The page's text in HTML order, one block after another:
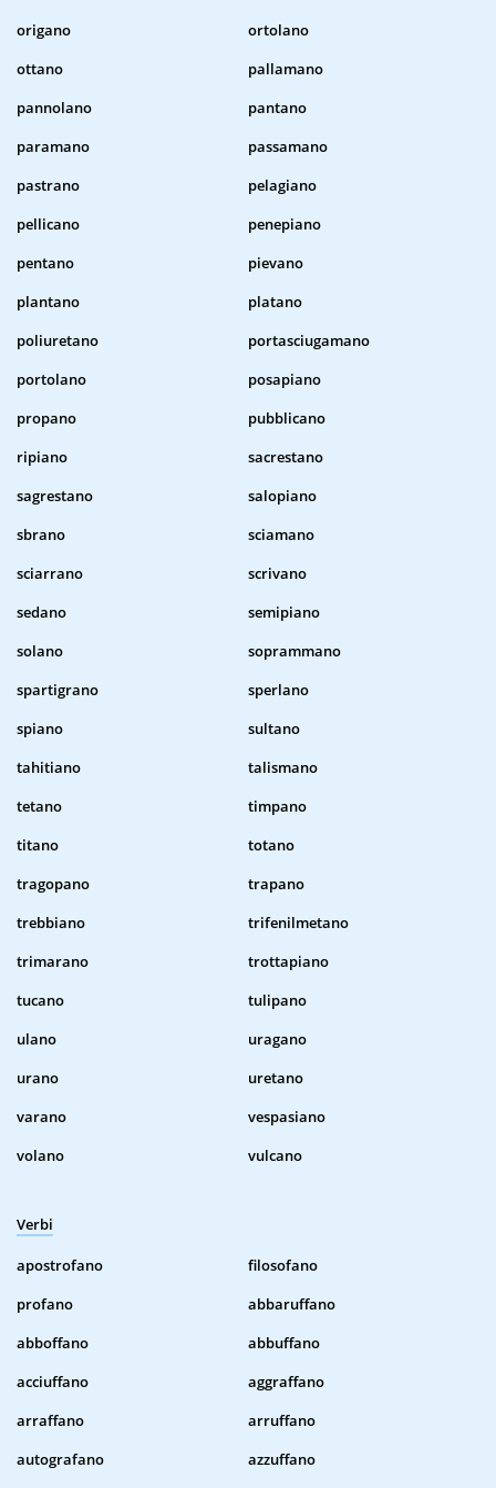
origano
ortolano
ottano
pallamano
pannolano
pantano
paramano
passamano
pastrano
pelagiano
pellicano
penepiano
pentano
pievano
plantano
platano
poliuretano
portasciugamano
portolano
posapiano
propano
pubblicano
ripiano
sacrestano
sagrestano
salopiano
sbrano
sciamano
sciarrano
scrivano
sedano
semipiano
solano
soprammano
spartigrano
sperlano
spiano
sultano
tahitiano
talismano
tetano
timpano
titano
totano
tragopano
trapano
trebbiano
trifenilmetano
trimarano
trottapiano
tucano
tulipano
ulano
uragano
urano
uretano
varano
vespasiano
volano
vulcano
Verbi
apostrofano
filosofano
profano
abbaruffano
abboffano
abbuffano
acciuffano
aggraffano
arraffano
arruffano
autografano
azzuffano